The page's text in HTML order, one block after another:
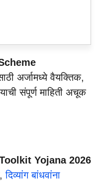
अर्जामध्ये वैयक्तिक,
संपूर्ण माहिती अचूक
Yojana 2026
दिव्यांग बांधवांना